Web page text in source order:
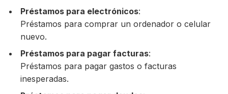
Préstamos para electrónicos:
Préstamos para comprar un ordenador o celular
nuevo.
Préstamos para pagar facturas:
Préstamos para pagar gastos o facturas
inesperadas.